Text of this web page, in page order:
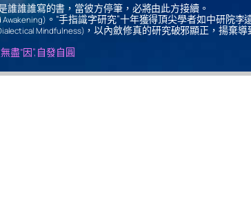
誰誰寫的書，當彼方停筆，必將由此方接續。
。“手指識字研究”十年獲得頂尖學者如中研院李
Mindfulness) ，以內斂修真的研究破邪顯正，揚棄導
盡“因”,自發自圓